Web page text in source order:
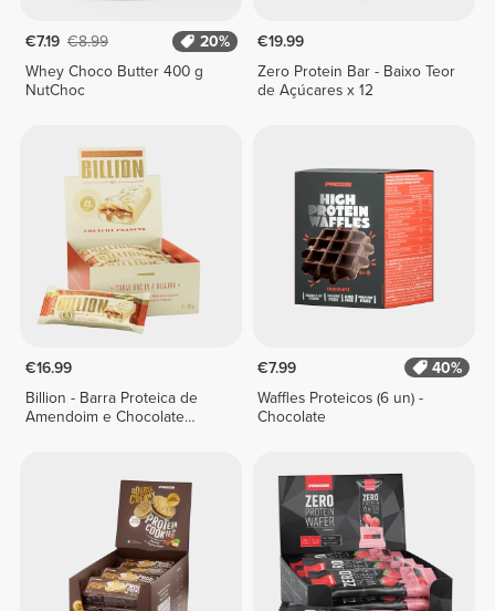
€7.19 €8.99
20%
Whey Choco Butter 400 g
NutChoc
€19.99
Zero Protein Bar - Baixo Teor
de Açúcares x 12
€16.99
Billion - Barra Proteica de
Amendoim e Chocolate
€7.99
40%
Waffles Proteicos (6 un) -
Chocolate